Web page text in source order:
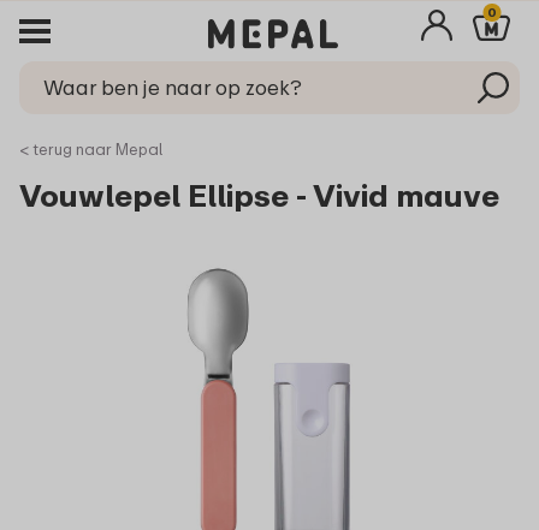
0
< terug naar Mepal
Vouwlepel Ellipse - Vivid mauve